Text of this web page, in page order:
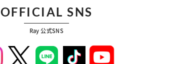
OFFICIAL SNS
Ray 公式SNS